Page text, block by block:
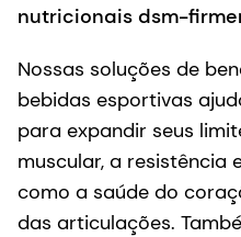
nutricionais dsm-
Nossas soluções de
bebidas esportivas
para expandir seus
muscular, a resistência
como a saúde do
das articulações.